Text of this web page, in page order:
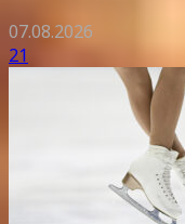
07.08.2026
21